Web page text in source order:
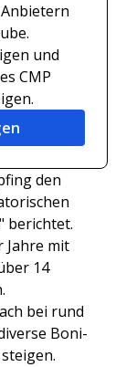
und
CMP
den
berichtet.
Jahre mit
14
bei rund
Boni-